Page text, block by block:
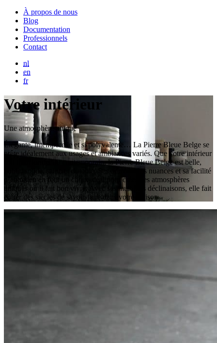
À propos de nous
Blog
Documentation
Professionnels
Contact
nl
en
fr
Votre intérieur
Une atmosphère unique
Élégante, intemporelle et si polyvalente… La Pierre Bleue Belge se
prête idéalement aux usages et ambiances variés. Que votre intérieur
soit traditionnel ou contemporain, la Pierre Bleue Belge est belle,
noble, solide, saine et durable. Ses nombreuses nuances et sa facilité
d’entretien en font un choix idéal pour créer des atmosphères
uniques où il fait bon vivre. Avec ses multiples déclinaisons, elle fait
entrer des siècles de savoir-faire dans votre maison.